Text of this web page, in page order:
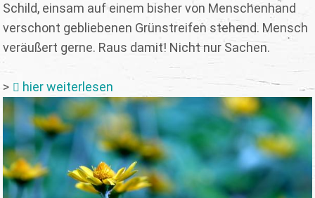
Schild, einsam auf einem bisher von Menschenhand
verschont gebliebenen Grünstreifen stehend. Mensch
veräußert gerne. Raus damit! Nicht nur Sachen.
> hier weiterlesen